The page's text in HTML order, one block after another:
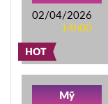
HOT
02/04/2026
14h00
Mỹ